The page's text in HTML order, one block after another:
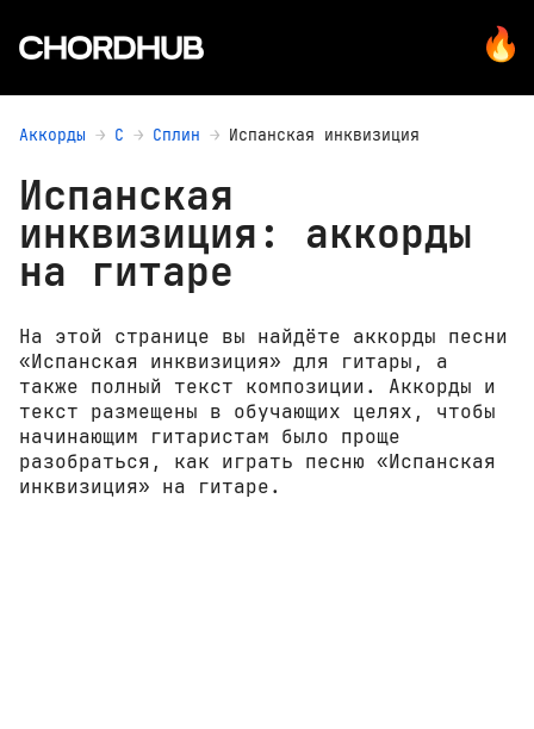
Аккорды С Сплин Испанская инквизиция
Испанская
инквизиция: аккорды
на гитаре
На этой странице вы найдёте аккорды песни
«Испанская инквизиция» для гитары, а
также полный текст композиции. Аккорды и
текст размещены в обучающих целях, чтобы
начинающим гитаристам было проще
разобраться, как играть песню «Испанская
инквизиция» на гитаре.